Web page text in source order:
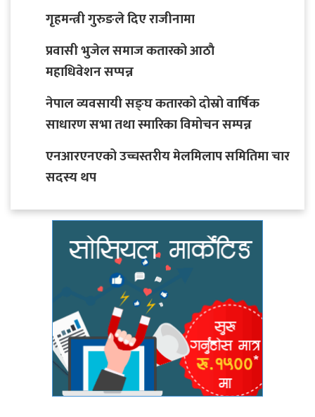
गृहमन्त्री गुरुङले दिए राजीनामा
प्रवासी भुजेल समाज कतारको आठाै
महाधिवेशन सप्पन्न
नेपाल व्यवसायी सङ्घ कतारको दोस्रो वार्षिक
साधारण सभा तथा स्मारिका विमोचन सम्पन्न
एनआरएनएको उच्चस्तरीय मेलमिलाप समितिमा चार
सदस्य थप